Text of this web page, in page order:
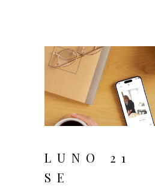
juillet 29, 2025
LUNO 21
SE